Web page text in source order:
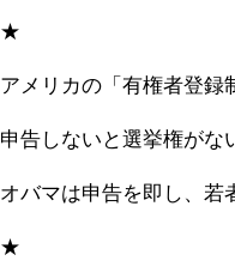
★
アメリカの「有権者登録
申告しないと選挙権がな
オバマは申告を即し、若
★